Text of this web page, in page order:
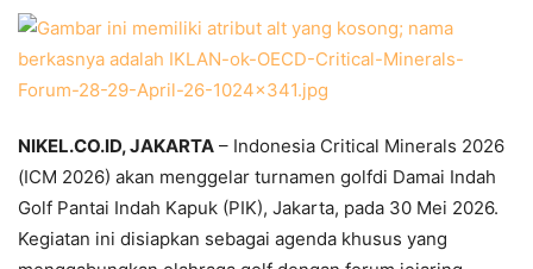
NIKEL.CO.ID, JAKARTA – Indonesia Critical Minerals 2026
(ICM 2026) akan menggelar turnamen golfdi Damai Indah
Golf Pantai Indah Kapuk (PIK), Jakarta, pada 30 Mei 2026.
Kegiatan ini disiapkan sebagai agenda khusus yang